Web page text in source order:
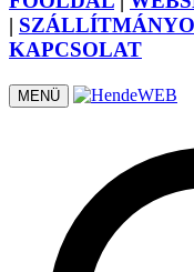
|
KAPCSOLAT
MENÜ